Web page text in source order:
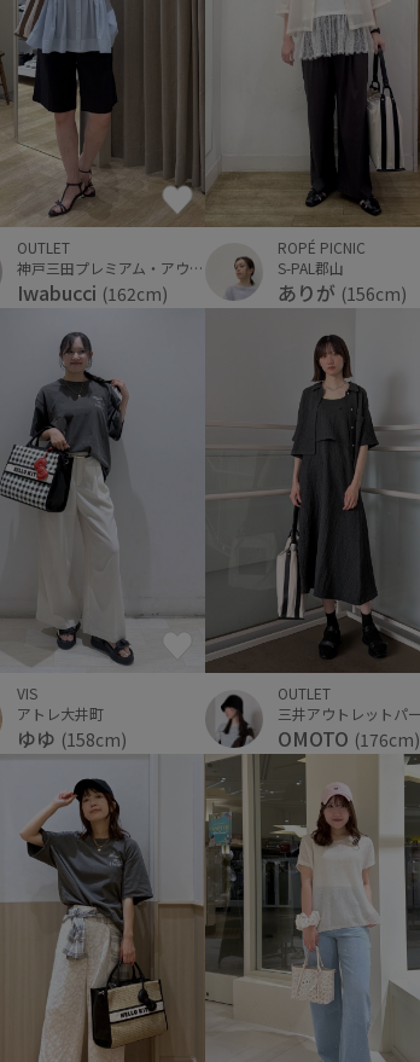
OUTLET
神戸三田プレミアム・アウトレット
Iwabucci (162cm)
ROPÉ PICNIC
S-PAL郡山
ありが (156cm)
VIS
アトレ大井町
ゆゆ (158cm)
OUTLET
OMOTO (176cm)